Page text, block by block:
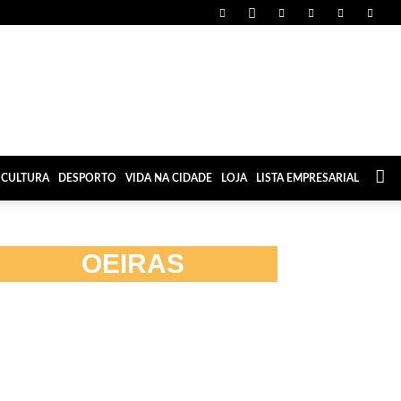
CULTURA DESPORTO VIDA NA CIDADE LOJA LISTA EMPRESARIAL
OEIRAS